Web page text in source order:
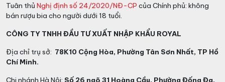
Tuân thủ Nghị định số 24/2020/NĐ-CP của Chính phủ: không
bán rượu bia cho người dưới 18 tuổi.
CÔNG TY TNHH ĐẦU TƯ XUẤT NHẬP KHẨU ROYAL
Địa chỉ trụ sở: 78K10 Cộng Hòa, Phường Tân Sơn Nhất, TP Hồ
Chí Minh.
Chi nhánh Hà Nội: Số 26 ngõ 31 Hoàng Cầu, Phường Đống Đa,